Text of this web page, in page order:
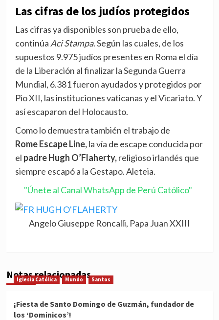
Las cifras de los judíos protegidos
Las cifras ya disponibles son prueba de ello,
continúaAci Stampa. Según las cuales, de los
supuestos 9.975 judíos presentes en Roma el día
de la Liberación al finalizar la Segunda Guerra
Mundial, 6.381 fueron ayudados y protegidos por
Pio XII, las instituciones vaticanas y el Vicariato. Y
así escaparon del Holocausto.
Como lo demuestra también el trabajo de
Rome Escape Line,la vía de escape conducida por
el padre Hugh O’Flaherty,religioso irlandés que
siempre escapó a la Gestapo. Aleteia.
"Únete al Canal WhatsApp de Perú Católico"
Angelo Giuseppe Roncalli, Papa Juan XXIII
Notas relacionadas
Iglesia Católica Mundo Santos
¡Fiesta de Santo Domingo de Guzmán, fundador de
los ‘Dominicos’!